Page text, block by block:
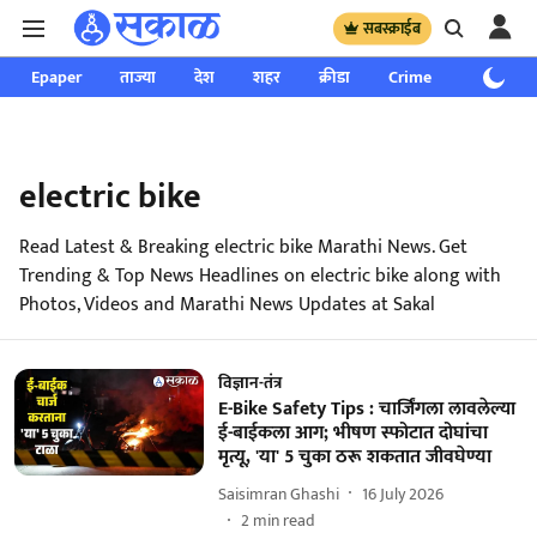
सबस्क्राईब
Epaper ताज्या देश शहर क्रीडा Crime साप्ताहिक
electric bike
Read Latest & Breaking electric bike Marathi News. Get
Trending & Top News Headlines on electric bike along with
Photos, Videos and Marathi News Updates at Sakal
विज्ञान-तंत्र
E-Bike Safety Tips : चार्जिंगला लावलेल्या
ई-बाईकला आग; भीषण स्फोटात दोघांचा
मृत्यू, 'या' 5 चुका ठरू शकतात जीवघेण्या
Saisimran Ghashi
16 July 2026
2min read